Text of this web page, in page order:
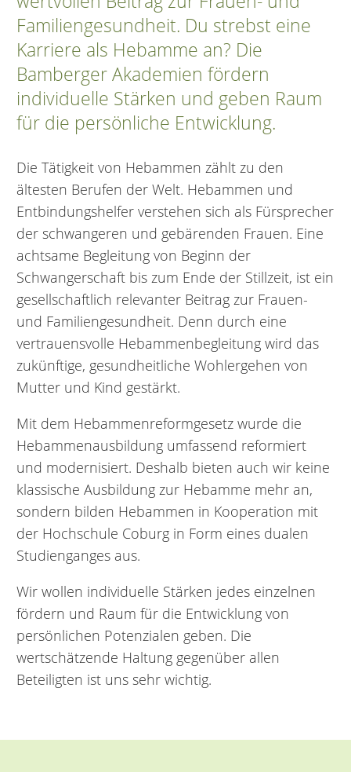
Familiengesundheit. Du strebst eine
Karriere als Hebamme an? Die
Bamberger Akademien fördern
individuelle Stärken und geben Raum
für die persönliche Entwicklung.
Die Tätigkeit von Hebammen zählt zu den
ältesten Berufen der Welt. Hebammen und
Entbindungshelfer verstehen sich als Fürsprecher
der schwangeren und gebärenden Frauen. Eine
achtsame Begleitung von Beginn der
Schwangerschaft bis zum Ende der Stillzeit, ist ein
gesellschaftlich relevanter Beitrag zur Frauen-
und Familiengesundheit. Denn durch eine
vertrauensvolle Hebammenbegleitung wird das
zukünftige, gesundheitliche Wohlergehen von
Mutter und Kind gestärkt.
Mit dem Hebammenreformgesetz wurde die
Hebammenausbildung umfassend reformiert
und modernisiert. Deshalb bieten auch wir keine
klassische Ausbildung zur Hebamme mehr an,
sondern bilden Hebammen in Kooperation mit
der Hochschule Coburg in Form eines dualen
Studienganges aus.
Wir wollen individuelle Stärken jedes einzelnen
fördern und Raum für die Entwicklung von
persönlichen Potenzialen geben. Die
wertschätzende Haltung gegenüber allen
Beteiligten ist uns sehr wichtig.